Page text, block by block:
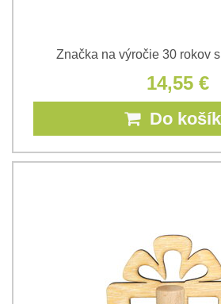
Značka na výročie 30 rokov
14,55 €
Do